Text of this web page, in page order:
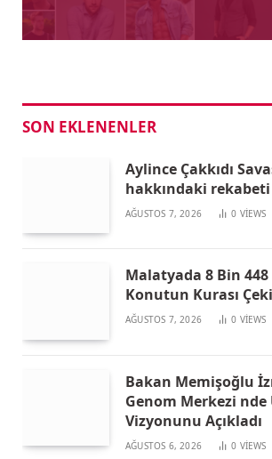
SON EKLENENLER
Aylince Çakkıdı
hakkındaki
AĞUSTOS 7, 2026 0 VIEWS
Malatyada 8 Bin 448
Konutun Kurası
AĞUSTOS 7, 2026 0 VIEWS
Bakan Memişoğlu
Genom Merkezi nde
Vizyonunu Açıkladı
AĞUSTOS 6, 2026 0 VIEWS